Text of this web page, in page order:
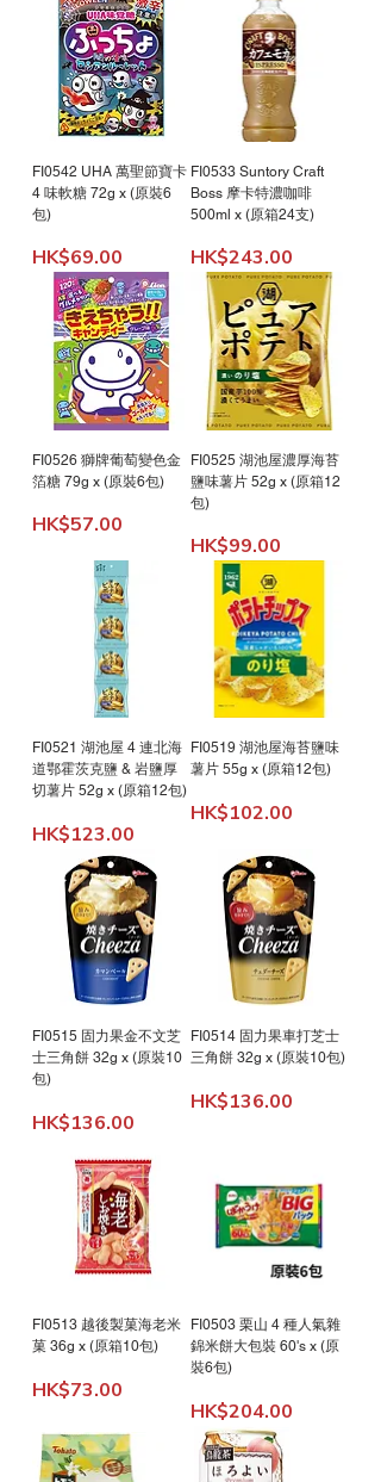
FI0542 UHA 萬聖節寶卡
4 味軟糖 72g x (原裝6
包)
Price
HK$69.00
FI0533 Suntory Craft
Boss 摩卡特濃咖啡
500ml x (原箱24支)
Price
HK$243.00
FI0526 獅牌葡萄變色金
箔糖 79g x (原裝6包)
Price
HK$57.00
FI0525 湖池屋濃厚海苔
鹽味薯片 52g x (原箱12
包)
Price
HK$99.00
FI0521 湖池屋 4 連北海
道鄂霍茨克鹽 & 岩鹽厚
切薯片 52g x (原箱12包)
Price
HK$123.00
FI0519 湖池屋海苔鹽味
薯片 55g x (原箱12包)
Price
HK$102.00
FI0515 固力果金不文芝
士三角餅 32g x (原裝10
包)
Price
HK$136.00
FI0514 固力果車打芝士
三角餅 32g x (原裝10包)
Price
HK$136.00
FI0513 越後製菓海老米
菓 36g x (原箱10包)
Price
HK$73.00
FI0503 栗山 4 種人氣雜
錦米餅大包裝 60's x (原
裝6包)
Price
HK$204.00